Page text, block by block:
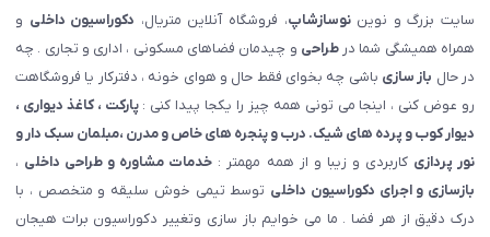
سایت بزرگ و نویننوسازشاپ، فروشگاه آنلاین متریال، دکوراسیون داخلی و
همراه همیشگی شما درطراحی و چیدمان فضاهای مسکونی ، اداری و تجاری . چه
در حال باز سازی باشی چه بخوای فقط حال و هوای خونه ، دفترکار یا فروشگاهت
رو عوض کنی ، اینجا می تونی همه چیز را یکجا پیدا کنی :پارکت ، کاغذ دیواری ،
دیوار کوب و پرده های شیک. درب و پنجره های خاص و مدرن ،مبلمان سبک دار و
نور پردازی کاربردی و زیبا و از همه مهمتر : خدمات مشاوره و طراحی داخلی ،
بازسازی و اجرای دکوراسیون داخلی توسط تیمی خوش سلیقه و متخصص ، با
درک دقیق از هر فضا . ما می خوایم باز سازی وتغییر دکوراسیون برات هیجان